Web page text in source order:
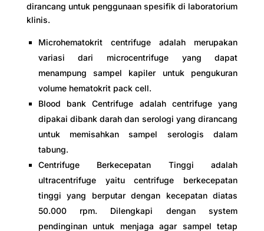
dirancang untuk penggunaan spesifik di laboratorium
klinis.
Microhematokrit centrifuge adalah merupakan
variasi dari microcentrifuge yang dapat
menampung sampel kapiler untuk pengukuran
volume hematokrit pack cell.
Blood bank Centrifuge adalah centrifuge yang
dipakai dibank darah dan serologi yang dirancang
untuk memisahkan sampel serologis dalam
tabung.
Centrifuge Berkecepatan Tinggi adalah
ultracentrifuge yaitu centrifuge berkecepatan
tinggi yang berputar dengan kecepatan diatas
50.000 rpm. Dilengkapi dengan system
pendinginan untuk menjaga agar sampel tetap